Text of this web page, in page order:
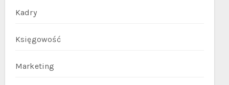
Kadry
Księgowość
Marketing